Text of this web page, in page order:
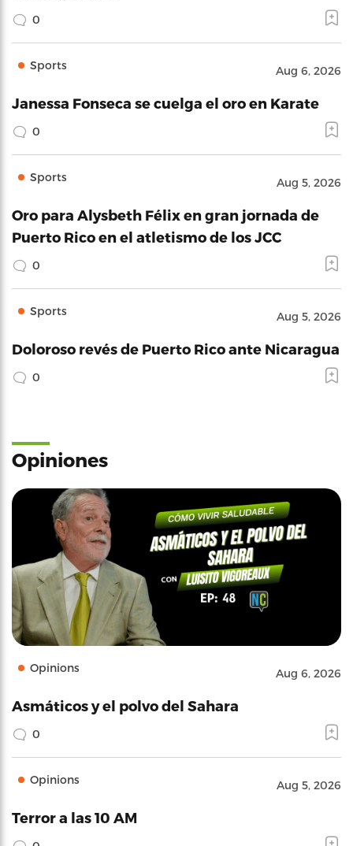
0
Sports Aug 6, 2026
Janessa Fonseca se cuelga el oro en Karate
0
Sports Aug 5, 2026
Oro para Alysbeth Félix en gran jornada de
Puerto Rico en el atletismo de los JCC
0
Sports Aug 5, 2026
Doloroso revés de Puerto Rico ante Nicaragua
0
Opiniones
Opinions Aug 6, 2026
Asmáticos y el polvo del Sahara
0
Opinions Aug 5, 2026
Terror a las 10 AM